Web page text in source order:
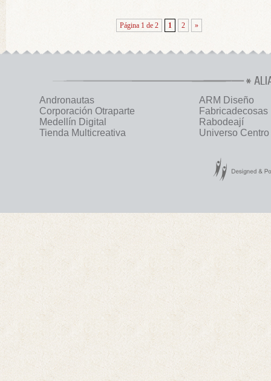
Página 1 de 2 1 2 »
Andronautas
ARM Diseño
Corporación Otraparte
Fabricadecosas
Medellín Digital
Rabodeají
Tienda Multicreativa
Universo Centro